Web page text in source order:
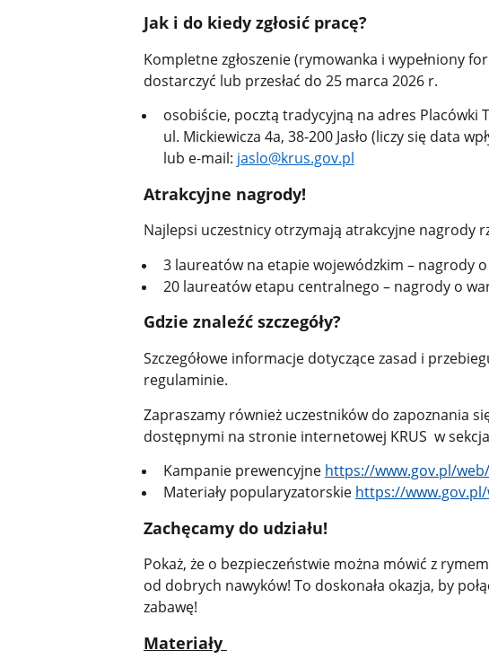
Jak i do kiedy zgłosić pracę?
Kompletne zgłoszenie (rymowanka i wypełniony
dostarczyć lub przesłać do 25 marca 2026 r.
osobiście, pocztą tradycyjną na adres Placówki
ul. Mickiewicza 4a, 38-200 Jasło (liczy się data
lub e-mail: jaslo@krus.gov.pl
Atrakcyjne nagrody!
Najlepsi uczestnicy otrzymają atrakcyjne nagrody
3 laureatów na etapie wojewódzkim – nagrody
20 laureatów etapu centralnego – nagrody o
Gdzie znaleźć szczegóły?
Szczegółowe informacje dotyczące zasad i
regulaminie.
Zapraszamy również uczestników do zapoznania
dostępnymi na stronie internetowej KRUS w
Kampanie prewencyjne https://www.gov.pl/
Materiały popularyzatorskie https://
Zachęcamy do udziału!
Pokaż, że o bezpieczeństwie można mówić z
od dobrych nawyków! To doskonała okazja, by
zabawę!
Materiały